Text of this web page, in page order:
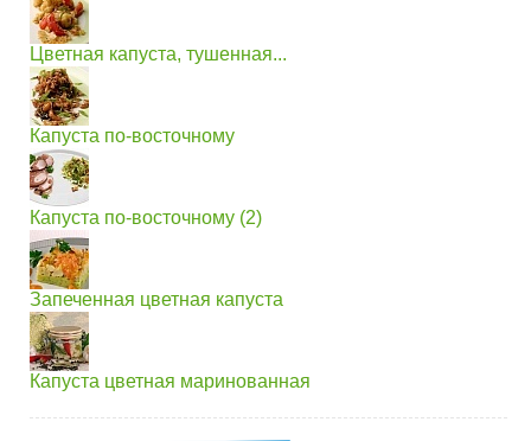
Цветная капуста, тушенная...
Капуста по-восточному
Капуста по-восточному (2)
Запеченная цветная капуста
Капуста цветная маринованная